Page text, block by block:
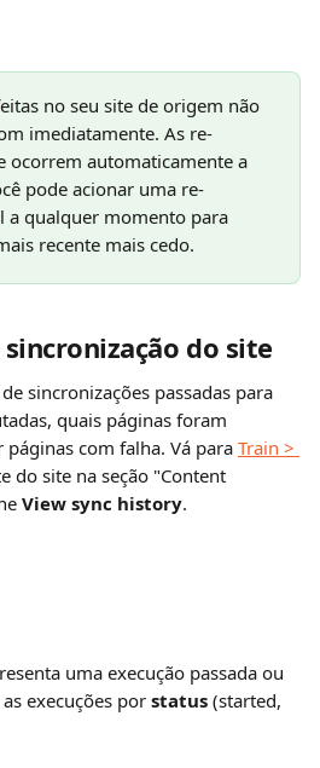
no seu site de origem não
imediatamente. As re-
ocorrem automaticamente a
pode acionar uma re-
a qualquer momento para
recente mais cedo.
do site
sincronizações passadas para
quais páginas foram
com falha. Vá para Train >
do site na seção "Content
View sync history.
uma execução passada ou
execuções por status (started,